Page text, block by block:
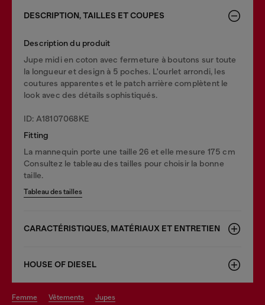
DESCRIPTION, TAILLES ET COUPES
Description du produit
Jupe midi en coton avec fermeture à boutons sur toute
la longueur et design à 5 poches. L'ourlet arrondi, les
coutures apparentes et le patch arrière complètent le
look avec des détails sophistiqués.
ID: A18107068KE
Fitting
La mannequin porte une taille 26 et elle mesure 175 cm
Consultez le tableau des tailles pour choisir la bonne
taille.
Tableau des tailles
CARACTÉRISTIQUES, MATÉRIAUX ET ENTRETIEN
HOUSE OF DIESEL
femme vêtements jupes